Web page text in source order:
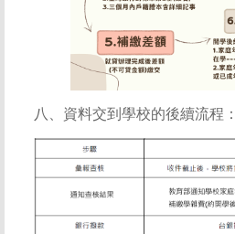
八、資料交到學校的後續流程：